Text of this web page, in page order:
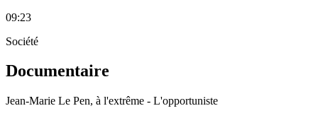
09:23
Société
Documentaire
Jean-Marie Le Pen, à l'extrême - L'opportuniste